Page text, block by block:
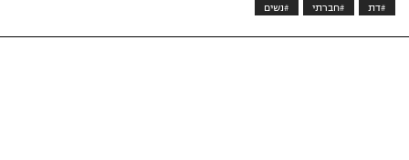
#דת #חברתי #נשים